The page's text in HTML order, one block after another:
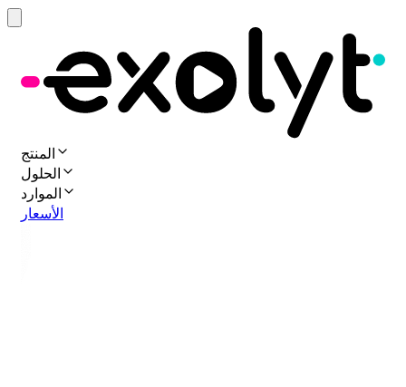
المنتج
الحلول
الموارد
الأسعار